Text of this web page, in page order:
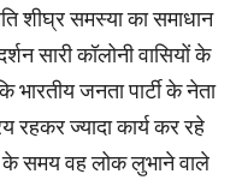
शीघ्र समस्या का समाधान
सारी कॉलोनी वासियों के
भारतीय जनता पार्टी के नेता
रहकर ज्यादा कार्य कर रहे
समय वह लोक लुभाने वाले